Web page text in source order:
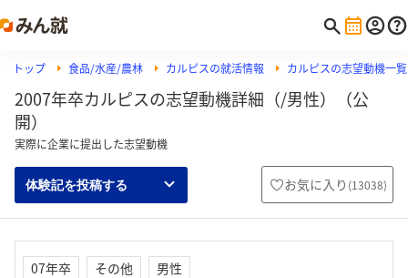
トップ 食品/水産/農林 カルピスの就活情報 カルピスの志望動機一覧
2007年卒カルピスの志望動機詳細（/男性）（公
開）
実際に企業に提出した志望動機
体験記を投稿する お気に入り (13038)
07年卒 その他
男性